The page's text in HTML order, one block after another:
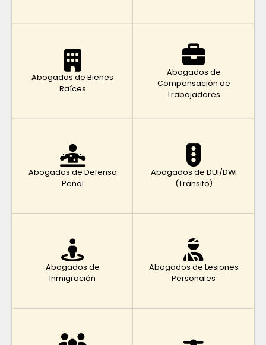
Abogados de Bienes
Raíces
Abogados de
Compensación de
Trabajadores
Abogados de Defensa
Penal
Abogados de DUI/DWI
(Tránsito)
Abogados de
Inmigración
Abogados de Lesiones
Personales